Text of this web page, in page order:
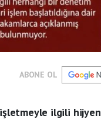
ABONE OL
işletmeyle ilgili hijyen